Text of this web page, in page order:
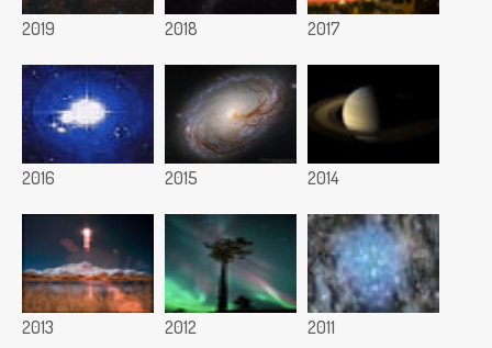
2019 2018 2017
2016 2015 2014
2013 2012 2011